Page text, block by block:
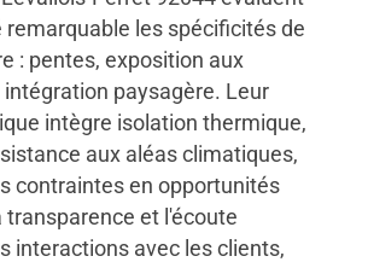
remarquable les spécificités de
: pentes, exposition aux
paysagère. Leur
intègre isolation thermique,
aux aléas climatiques,
contraintes en opportunités
et l'écoute
interactions avec les clients,